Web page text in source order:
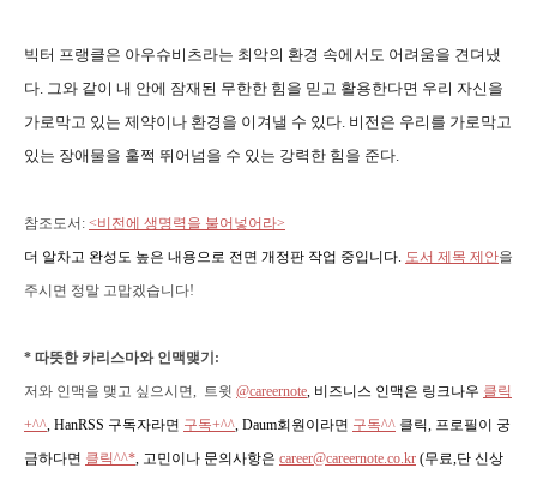
빅터 프랭클은 아우슈비츠라는 최악의 환경 속에서도 어려움을 견뎌냈
다. 그와 같이 내 안에 잠재된 무한한 힘을 믿고 활용한다면 우리 자신을
가로막고 있는 제약이나 환경을 이겨낼 수 있다. 비전은 우리를 가로막고
있는 장애물을 훌쩍 뛰어넘을 수 있는 강력한 힘을 준다.
참조도서: <비전에 생명력을 불어넣어라>
더 알차고 완성도 높은 내용으로 전면 개정판 작업 중입니다. 도서 제목 제안을
주시면 정말 고맙겠습니다!
* 따뜻한 카리스마와 인맥맺기:
저와 인맥을 맺고 싶으시면, 트윗 @careernote, 비즈니스 인맥은 링크나우 클릭
+^^, HanRSS 구독자라면 구독+^^, Daum회원이라면 구독^^ 클릭, 프로필이 궁
금하다면 클릭^^*, 고민이나 문의사항은 career@careernote.co.kr (무료,단 신상